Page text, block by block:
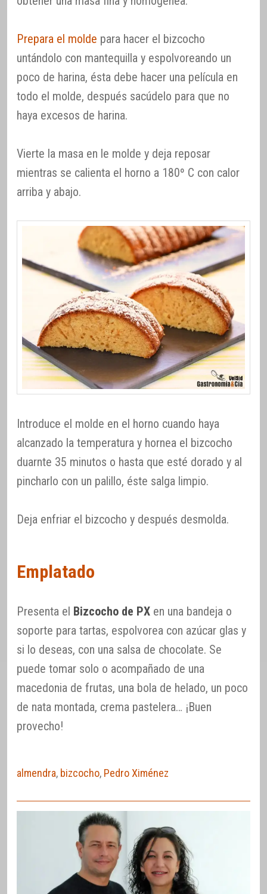
Prepara el molde para hacer el bizcocho
untándolo con mantequilla y espolvoreando un
poco de harina, ésta debe hacer una película en
todo el molde, después sacúdelo para que no
haya excesos de harina.
Vierte la masa en le molde y deja reposar
mientras se calienta el horno a 180º C con calor
arriba y abajo.
Introduce el molde en el horno cuando haya
alcanzado la temperatura y hornea el bizcocho
duarnte 35 minutos o hasta que esté dorado y al
pincharlo con un palillo, éste salga limpio.
Deja enfriar el bizcocho y después desmolda.
Emplatado
Presenta el Bizcocho de PX en una bandeja o
soporte para tartas, espolvorea con azúcar glas y
si lo deseas, con una salsa de chocolate. Se
puede tomar solo o acompañado de una
macedonia de frutas, una bola de helado, un poco
de nata montada, crema pastelera… ¡Buen
provecho!
almendra, bizcocho, Pedro Ximénez